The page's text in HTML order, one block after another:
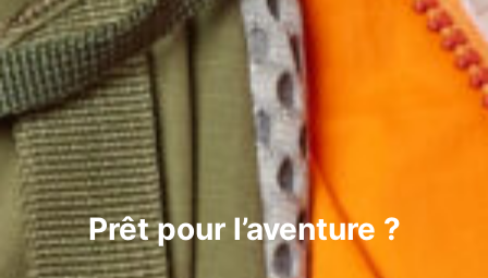
Prêt pour l’aventure ?